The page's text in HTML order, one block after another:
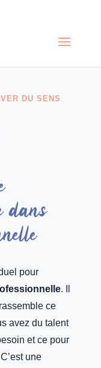
DU SENS
dans
pour
. Il
ce
avez du talent
et ce pour
une